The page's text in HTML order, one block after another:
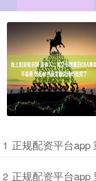
1 正规配资平台app
2 正规配资平台app